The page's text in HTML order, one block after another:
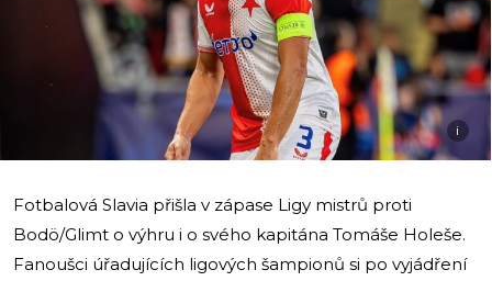
i
Fotbalová Slavia přišla v zápase Ligy mistrů proti
Bodö/Glimt o výhru i o svého kapitána Tomáše Holeše.
Fanoušci úřadujících ligových šampionů si po vyjádření